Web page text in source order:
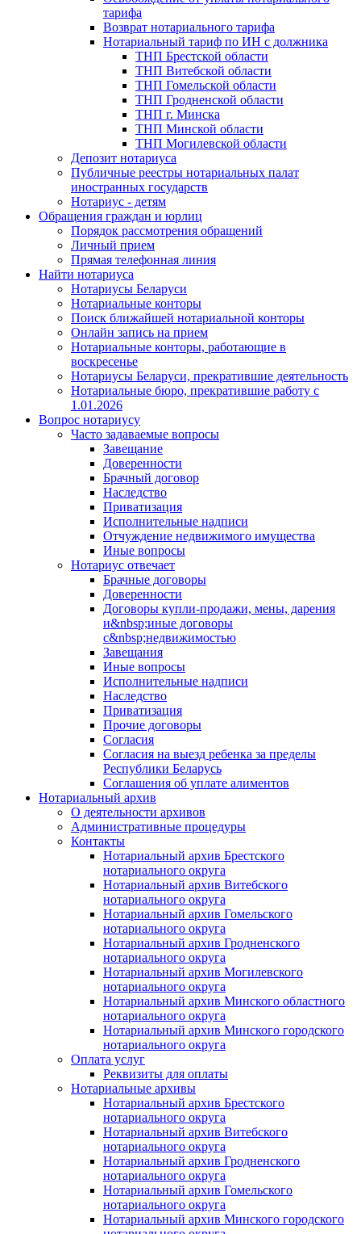
тарифа
Возврат нотариального тарифа
Нотариальный тариф по ИН с должника
ТНП Брестской области
ТНП Витебской области
ТНП Гомельской области
ТНП Гродненской области
ТНП г. Минска
ТНП Минской области
ТНП Могилевской области
Депозит нотариуса
Публичные реестры нотариальных палат
иностранных государств
Нотариус - детям
Обращения граждан и юрлиц
Порядок рассмотрения обращений
Личный прием
Прямая телефонная линия
Найти нотариуса
Нотариусы Беларуси
Нотариальные конторы
Поиск ближайшей нотариальной конторы
Онлайн запись на прием
Нотариальные конторы, работающие в
воскресенье
Нотариусы Беларуси, прекратившие деятельность
Нотариальные бюро, прекратившие работу с
1.01.2026
Вопрос нотариусу
Часто задаваемые вопросы
Завещание
Доверенности
Брачный договор
Наследство
Приватизация
Исполнительные надписи
Отчуждение недвижимого имущества
Иные вопросы
Нотариус отвечает
Брачные договоры
Доверенности
Договоры купли-продажи, мены, дарения
и&nbsp;иные договоры
с&nbsp;недвижимостью
Завещания
Иные вопросы
Исполнительные надписи
Наследство
Приватизация
Прочие договоры
Согласия
Согласия на выезд ребенка за пределы
Республики Беларусь
Соглашения об уплате алиментов
Нотариальный архив
О деятельности архивов
Административные процедуры
Контакты
Нотариальный архив Брестского
нотариального округа
Нотариальный архив Витебского
нотариального округа
Нотариальный архив Гомельского
нотариального округа
Нотариальный архив Гродненского
нотариального округа
Нотариальный архив Могилевского
нотариального округа
Нотариальный архив Минского областного
нотариального округа
Нотариальный архив Минского городского
нотариального округа
Оплата услуг
Реквизиты для оплаты
Нотариальные архивы
Нотариальный архив Брестского
нотариального округа
Нотариальный архив Витебского
нотариального округа
Нотариальный архив Гродненского
нотариального округа
Нотариальный архив Гомельского
нотариального округа
Нотариальный архив Минского городского